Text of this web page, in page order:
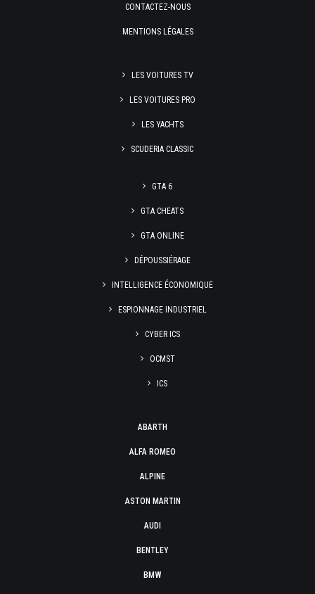
CONTACTEZ-NOUS
MENTIONS LÉGALES
LES VOITURES TV
LES VOITURES PRO
LES YACHTS
SCUDERIA CLASSIC
GTA 6
GTA CHEATS
GTA ONLINE
DÉPOUSSIÉRAGE
INTELLIGENCE ÉCONOMIQUE
ESPIONNAGE INDUSTRIEL
CYBER ICS
OCMST
ICS
ABARTH
ALFA ROMEO
ALPINE
ASTON MARTIN
AUDI
BENTLEY
BMW